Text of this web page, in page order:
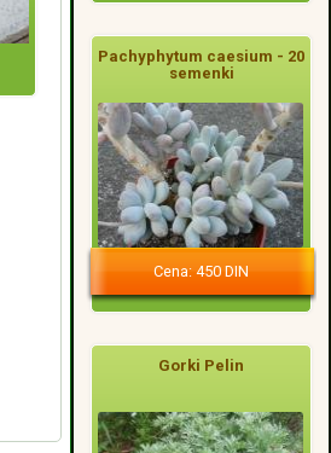
Pachyphytum caesium - 20
semenki
Cena: 450 DIN
Gorki Pelin